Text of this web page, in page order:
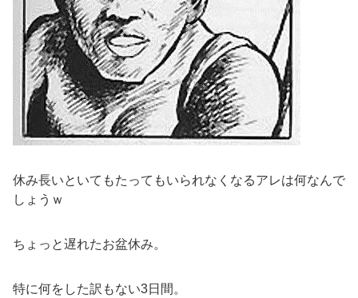
休み長いといてもたってもいられなくなるアレは何なんで
しょうｗ
ちょっと遅れたお盆休み。
特に何をした訳もない3日間。